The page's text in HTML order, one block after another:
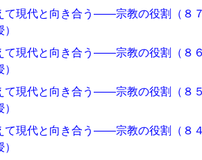
て現代と向き合う――宗教の役割（８
て現代と向き合う――宗教の役割（８
て現代と向き合う――宗教の役割（８
て現代と向き合う――宗教の役割（８